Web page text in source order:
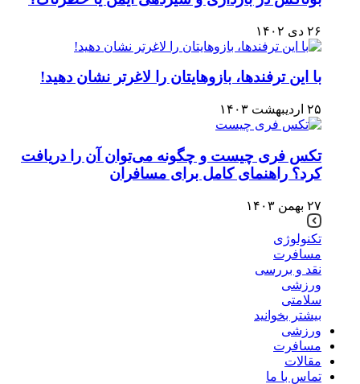
۲۶ دی ۱۴۰۲
با این ترفندها، بازوهایتان را لاغرتر نشان دهید!
۲۵ اردیبهشت ۱۴۰۳
تکس فری چیست و چگونه می‌توان آن را دریافت
کرد؟ راهنمای کامل برای مسافران
۲۷ بهمن ۱۴۰۳
تکنولوژی
مسافرت
نقد و بررسی
ورزشی
سلامتی
بیشتر بخوانید
ورزشی
مسافرت
مقالات
تماس با ما